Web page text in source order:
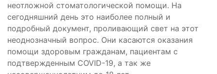
неотложной стоматологической помощи. На
сегодняшний день это наиболее полный и
подробный документ, проливающий свет на этот
неоднозначный вопрос. Они касаются оказания
помощи здоровым гражданам, пациентам с
подтвержденным COVID-19, а так же